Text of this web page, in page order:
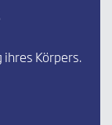
Körpers.